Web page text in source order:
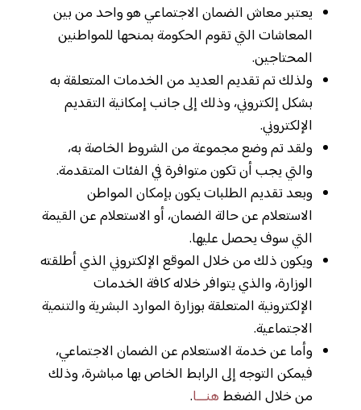
يعتبر معاش الضمان الاجتماعي هو واحد من بين
المعاشات التي تقوم الحكومة بمنحها للمواطنين
المحتاجين.
ولذلك تم تقديم العديد من الخدمات المتعلقة به
بشكل إلكتروني، وذلك إلى جانب إمكانية التقديم
الإلكتروني.
ولقد تم وضع مجموعة من الشروط الخاصة به،
والتي يجب أن تكون متوافرة في الفئات المتقدمة.
وبعد تقديم الطلبات يكون بإمكان المواطن
الاستعلام عن حالة الضمان، أو الاستعلام عن القيمة
التي سوف يحصل عليها.
ويكون ذلك من خلال الموقع الإلكتروني الذي أطلقته
الوزارة، والذي يتوافر خلاله كافة الخدمات
الإلكترونية المتعلقة بوزارة الموارد البشرية والتنمية
الاجتماعية.
وأما عن خدمة الاستعلام عن الضمان الاجتماعي،
فيمكن التوجه إلى الرابط الخاص بها مباشرة، وذلك
من خلال الضغط هنـــا.